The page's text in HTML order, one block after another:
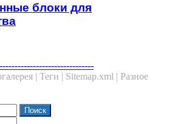
блоки для
| Теги | Sitemap.xml | Разное